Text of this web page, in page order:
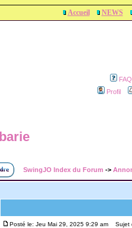
Accueil NEWS
FAQ
Profil
SwingJO Index du Forum ->
Posté le: Jeu Mai 29, 2025 9:29 am Sujet